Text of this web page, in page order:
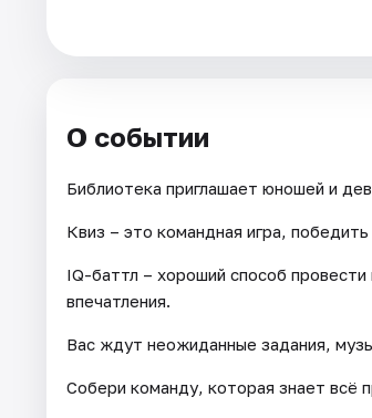
О событии
Библиотека приглашает юношей и
Квиз – это командная игра,
IQ-баттл – хороший способ
впечатления.
Вас ждут неожиданные задания,
Собери команду, которая знает всё